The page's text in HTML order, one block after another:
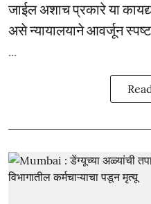
जाईल अशाच प्रकारे या
असे न्यायालयाने आवर्जून
...